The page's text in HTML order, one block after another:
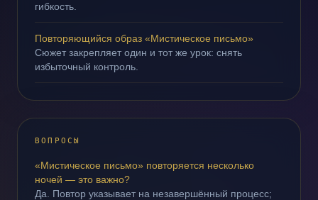
гибкость.
Повторяющийся образ «Мистическое письмо»
Сюжет закрепляет один и тот же урок: снять
избыточный контроль.
ВОПРОСЫ
«Мистическое письмо» повторяется несколько
ночей — это важно?
Да. Повтор указывает на незавершённый процесс;